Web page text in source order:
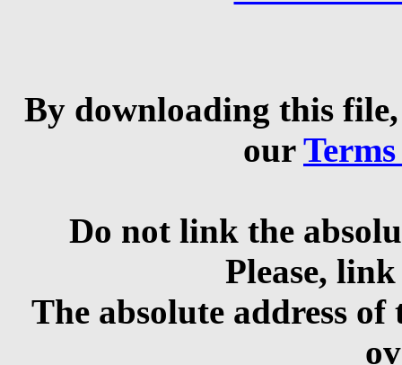
By downloading this
our
Do not link the
Please,
The absolute address